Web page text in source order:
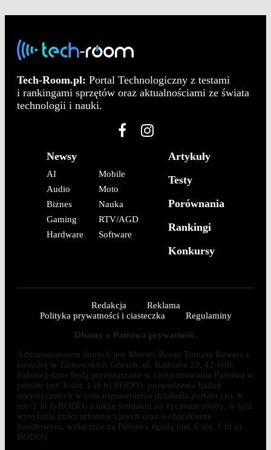
Tech-Room.pl: Portal Technologiczny z testami
i rankingami sprzętów oraz aktualnościami ze świata
technologii i nauki.
Newsy
AI
Audio
Biznes
Gaming
Hardware
Mobile
Moto
Nauka
RTV/AGD
Software
Artykuły
Testy
Porównania
Rankingi
Konkursy
Redakcja
Reklama
Polityka prywatności i ciasteczka
Regulaminy
Dbamy o Państwa prywatność.
Administratorem danych jest Movies Room Tomasz Rewers z
siedzibą w Tarnowskich Górach, ul. Radosna 23, 42-600.
Państwa dane będą przetwarzane w zarejestrowania Państwa w
portalu (art. 6 ust. 1 lit b) RODO), prowadzenia badań
statystycznych w celu usprawnienia działania portalu (art. 6
ust. 1 lit f) RODO) a także kontaktu na życzenie osoby, w tym
wysyłania treści informacyjnych oraz o charakterze
handlowym, wyłącznie za Państwa zgodą (art. 6 ust. 1 lit a)
RODO).